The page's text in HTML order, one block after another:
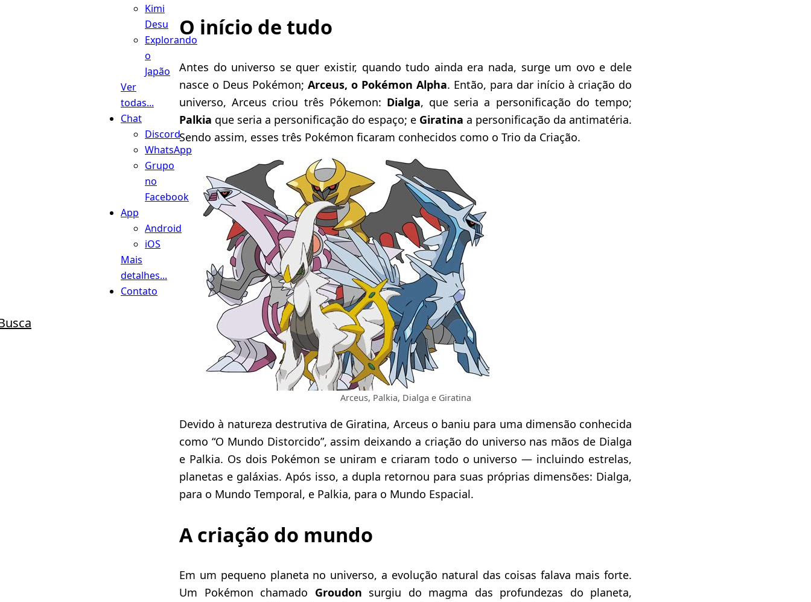
Kimi
Desu
Explorando
o
Japão
Ver
todas...
Chat
Discord
WhatsApp
Grupo
no
Facebook
App
Android
iOS
Mais
detalhes...
Contato
O início de tudo
Antes do universo se quer existir, quando tudo ainda era nada, surge um ovo e dele
nasce o Deus Pokémon; Arceus, o Pokémon Alpha. Então, para dar início à criação do
universo, Arceus criou três Pókemon: Dialga, que seria a personificação do tempo;
Palkia que seria a personificação do espaço; e Giratina a personificação da antimatéria.
Sendo assim, esses três Pokémon ficaram conhecidos como o Trio da Criação.
Arceus, Palkia, Dialga e Giratina
Devido à natureza destrutiva de Giratina, Arceus o baniu para uma dimensão conhecida
como “O Mundo Distorcido”, assim deixando a criação do universo nas mãos de Dialga
e Palkia. Os dois Pokémon se uniram e criaram todo o universo — incluindo estrelas,
planetas e galáxias. Após isso, a dupla retornou para suas próprias dimensões: Dialga,
para o Mundo Temporal, e Palkia, para o Mundo Espacial.
A criação do mundo
Em um pequeno planeta no universo, a evolução natural das coisas falava mais forte.
Um Pokémon chamado Groudon surgiu do magma das profundezas do planeta,